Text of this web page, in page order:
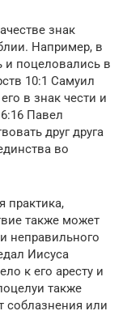
знак
Например, в
и поцеловались в
10:1 Самуил
в знак чести и
Павел
друг друга
во
практика,
также может
неправильного
Иисуса
к его аресту и
также
соблазнения или